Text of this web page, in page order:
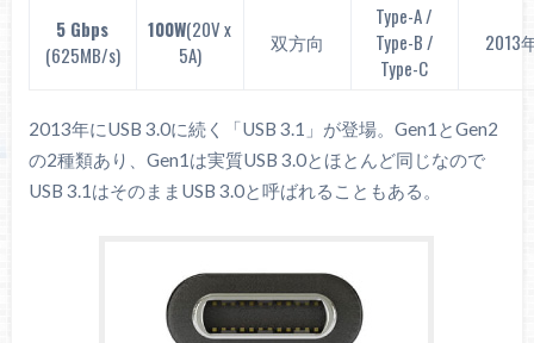
5 Gbps
(625MB/s)
100W(20V x
5A)
双方向
Type-A /
Type-B /
Type-C
2013
2013年にUSB 3.0に続く「USB 3.1」が登場。Gen1とGen2
の2種類あり、Gen1は実質USB 3.0とほとんど同じなので
USB 3.1はそのままUSB 3.0と呼ばれることもある。